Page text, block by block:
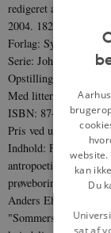
redigeret af Stefan
2004. 182 sider
Forlag: Syddansk
Serie: Johannes V.
Opstilling i
Med
ISBN: 87-7838-965-8
Pris ved udgivelsen:
Indhold: Frits
antropoetiske
prøveboringer : queer
Anders Ehlers Dam:
"Sommersolhverv".
kan
Du
sat af